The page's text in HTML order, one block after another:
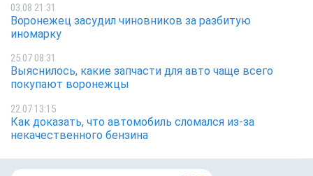
03.08 21:31
Воронежец засудил чиновников за разбитую
иномарку
25.07 08:31
Выяснилось, какие запчасти для авто чаще всего
покупают воронежцы
22.07 13:15
Как доказать, что автомобиль сломался из-за
некачественного бензина